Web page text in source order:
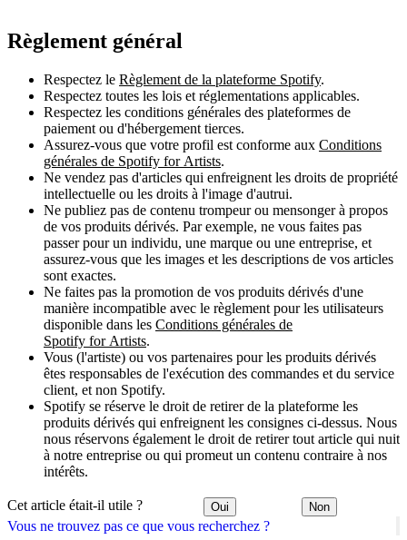
Vous ne trouvez pas ce que vous recherchez ?
Règlement général
Respectez le Règlement de la plateforme Spotify.
Respectez toutes les lois et réglementations applicables.
Respectez les conditions générales des plateformes de
paiement ou d'hébergement tierces.
Assurez-vous que votre profil est conforme aux Conditions
générales de Spotify for Artists.
Ne vendez pas d'articles qui enfreignent les droits de propriété
intellectuelle ou les droits à l'image d'autrui.
Ne publiez pas de contenu trompeur ou mensonger à propos
de vos produits dérivés. Par exemple, ne vous faites pas
passer pour un individu, une marque ou une entreprise, et
assurez-vous que les images et les descriptions de vos articles
sont exactes.
Ne faites pas la promotion de vos produits dérivés d'une
manière incompatible avec le règlement pour les utilisateurs
disponible dans les Conditions générales de
Spotify for Artists.
Vous (l'artiste) ou vos partenaires pour les produits dérivés
êtes responsables de l'exécution des commandes et du service
client, et non Spotify.
Spotify se réserve le droit de retirer de la plateforme les
produits dérivés qui enfreignent les consignes ci-dessus. Nous
nous réservons également le droit de retirer tout article qui nuit
à notre entreprise ou qui promeut un contenu contraire à nos
intérêts.
Cet article était-il utile ? Oui Non